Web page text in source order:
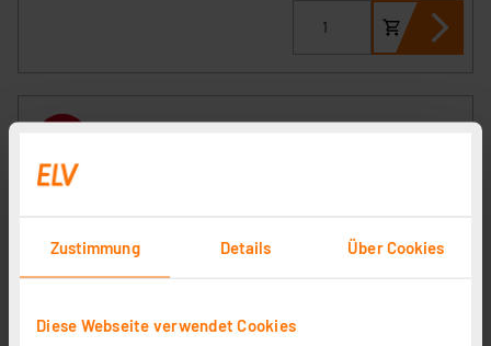
Zustimmung Details Über Cookies
Diese Webseite verwendet Cookies